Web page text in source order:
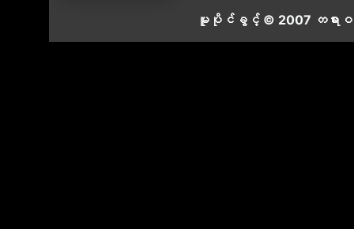
မူပိုင်ခွင့် © 2007 တရား